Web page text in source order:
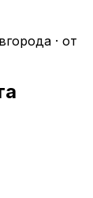
· от